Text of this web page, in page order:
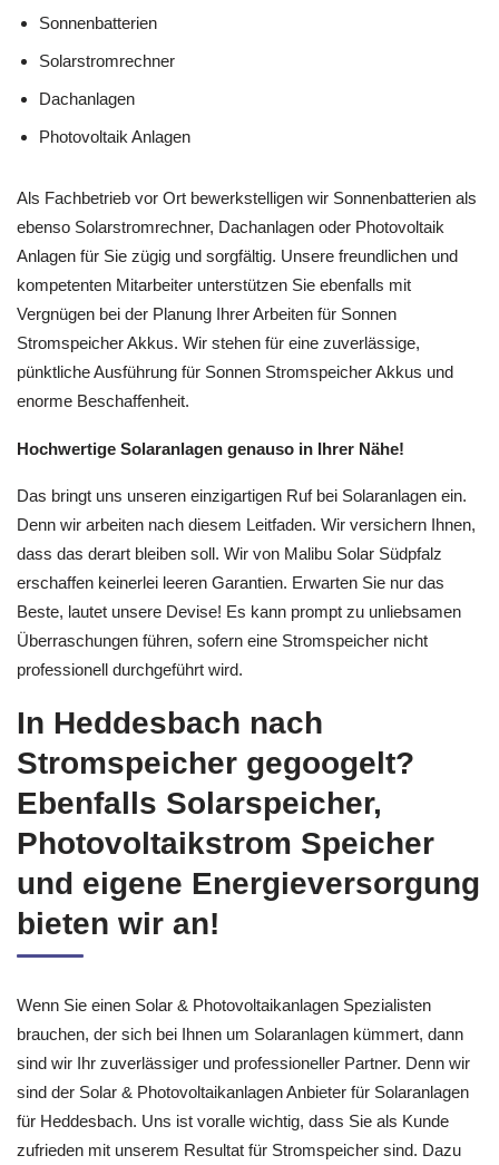
Sonnenbatterien
Solarstromrechner
Dachanlagen
Photovoltaik Anlagen
Als Fachbetrieb vor Ort bewerkstelligen wir Sonnenbatterien als
ebenso Solarstromrechner, Dachanlagen oder Photovoltaik
Anlagen für Sie zügig und sorgfältig. Unsere freundlichen und
kompetenten Mitarbeiter unterstützen Sie ebenfalls mit
Vergnügen bei der Planung Ihrer Arbeiten für Sonnen
Stromspeicher Akkus. Wir stehen für eine zuverlässige,
pünktliche Ausführung für Sonnen Stromspeicher Akkus und
enorme Beschaffenheit.
Hochwertige Solaranlagen genauso in Ihrer Nähe!
Das bringt uns unseren einzigartigen Ruf bei Solaranlagen ein.
Denn wir arbeiten nach diesem Leitfaden. Wir versichern Ihnen,
dass das derart bleiben soll. Wir von Malibu Solar Südpfalz
erschaffen keinerlei leeren Garantien. Erwarten Sie nur das
Beste, lautet unsere Devise! Es kann prompt zu unliebsamen
Überraschungen führen, sofern eine Stromspeicher nicht
professionell durchgeführt wird.
In Heddesbach nach
Stromspeicher gegoogelt?
Ebenfalls Solarspeicher,
Photovoltaikstrom Speicher
und eigene Energieversorgung
bieten wir an!
Wenn Sie einen Solar & Photovoltaikanlagen Spezialisten
brauchen, der sich bei Ihnen um Solaranlagen kümmert, dann
sind wir Ihr zuverlässiger und professioneller Partner. Denn wir
sind der Solar & Photovoltaikanlagen Anbieter für Solaranlagen
für Heddesbach. Uns ist voralle wichtig, dass Sie als Kunde
zufrieden mit unserem Resultat für Stromspeicher sind. Dazu